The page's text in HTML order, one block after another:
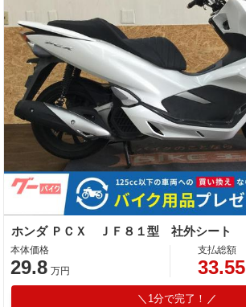
ホンダ ＰＣＸ ＪＦ８１型 社外シート
本体価格
29.8 万円
支払総額
33.55
1分で完了！